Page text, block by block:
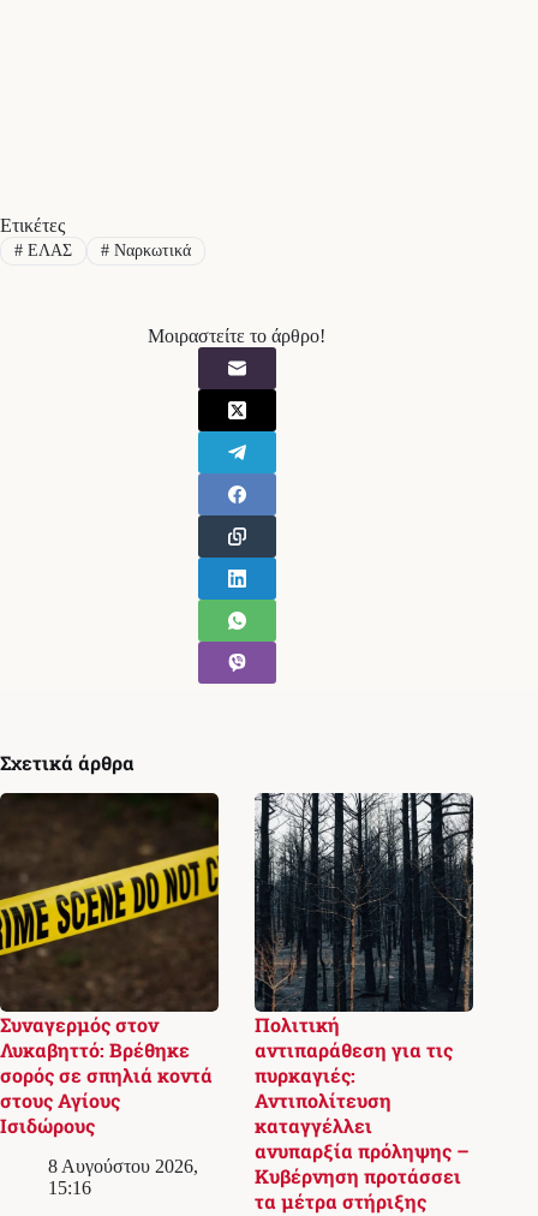
Ετικέτες
#ΕΛΑΣ #Ναρκωτικά
Μοιραστείτε το άρθρο!
Σχετικά άρθρα
Συναγερμός στον
Λυκαβηττό: Βρέθηκε
σορός σε σπηλιά κοντά
στους Αγίους
Ισιδώρους
8 Αυγούστου 2026,
15:16
Πολιτική
αντιπαράθεση για τις
πυρκαγιές:
Αντιπολίτευση
καταγγέλλει
ανυπαρξία πρόληψης –
Κυβέρνηση προτάσσει
τα μέτρα στήριξης